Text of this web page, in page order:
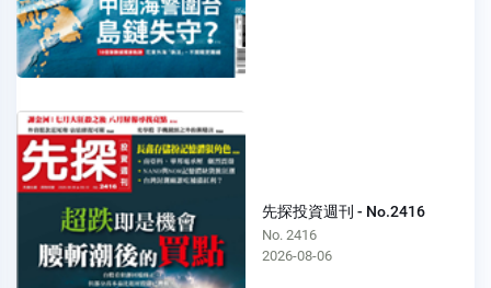
先探投資週刊 - No.2416
No. 2416
2026-08-06